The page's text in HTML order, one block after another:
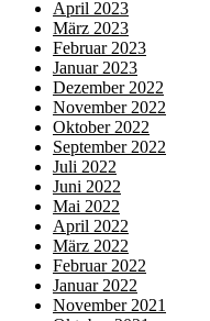
April 2023
März 2023
Februar 2023
Januar 2023
Dezember 2022
November 2022
Oktober 2022
September 2022
Juli 2022
Juni 2022
Mai 2022
April 2022
März 2022
Februar 2022
Januar 2022
November 2021